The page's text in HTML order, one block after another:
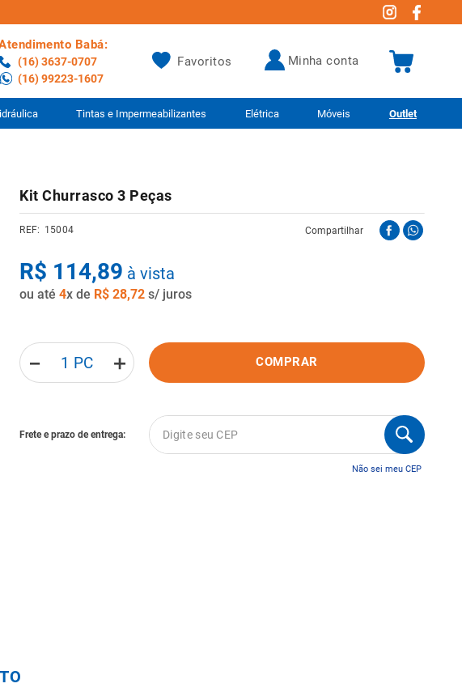
Babá:
(16) 3637-0707
(16) 99223-1607
Favoritos minha conta
Tintas e Impermeabilizantes Elétrica Móveis Outlet
Kit Churrasco 3 Peças
15004 Compartilhar
R$ 114,89 à vista
ou até4x de R$ 28,72 s/ juros
＋
－ COMPRAR
Não sei meu CEP